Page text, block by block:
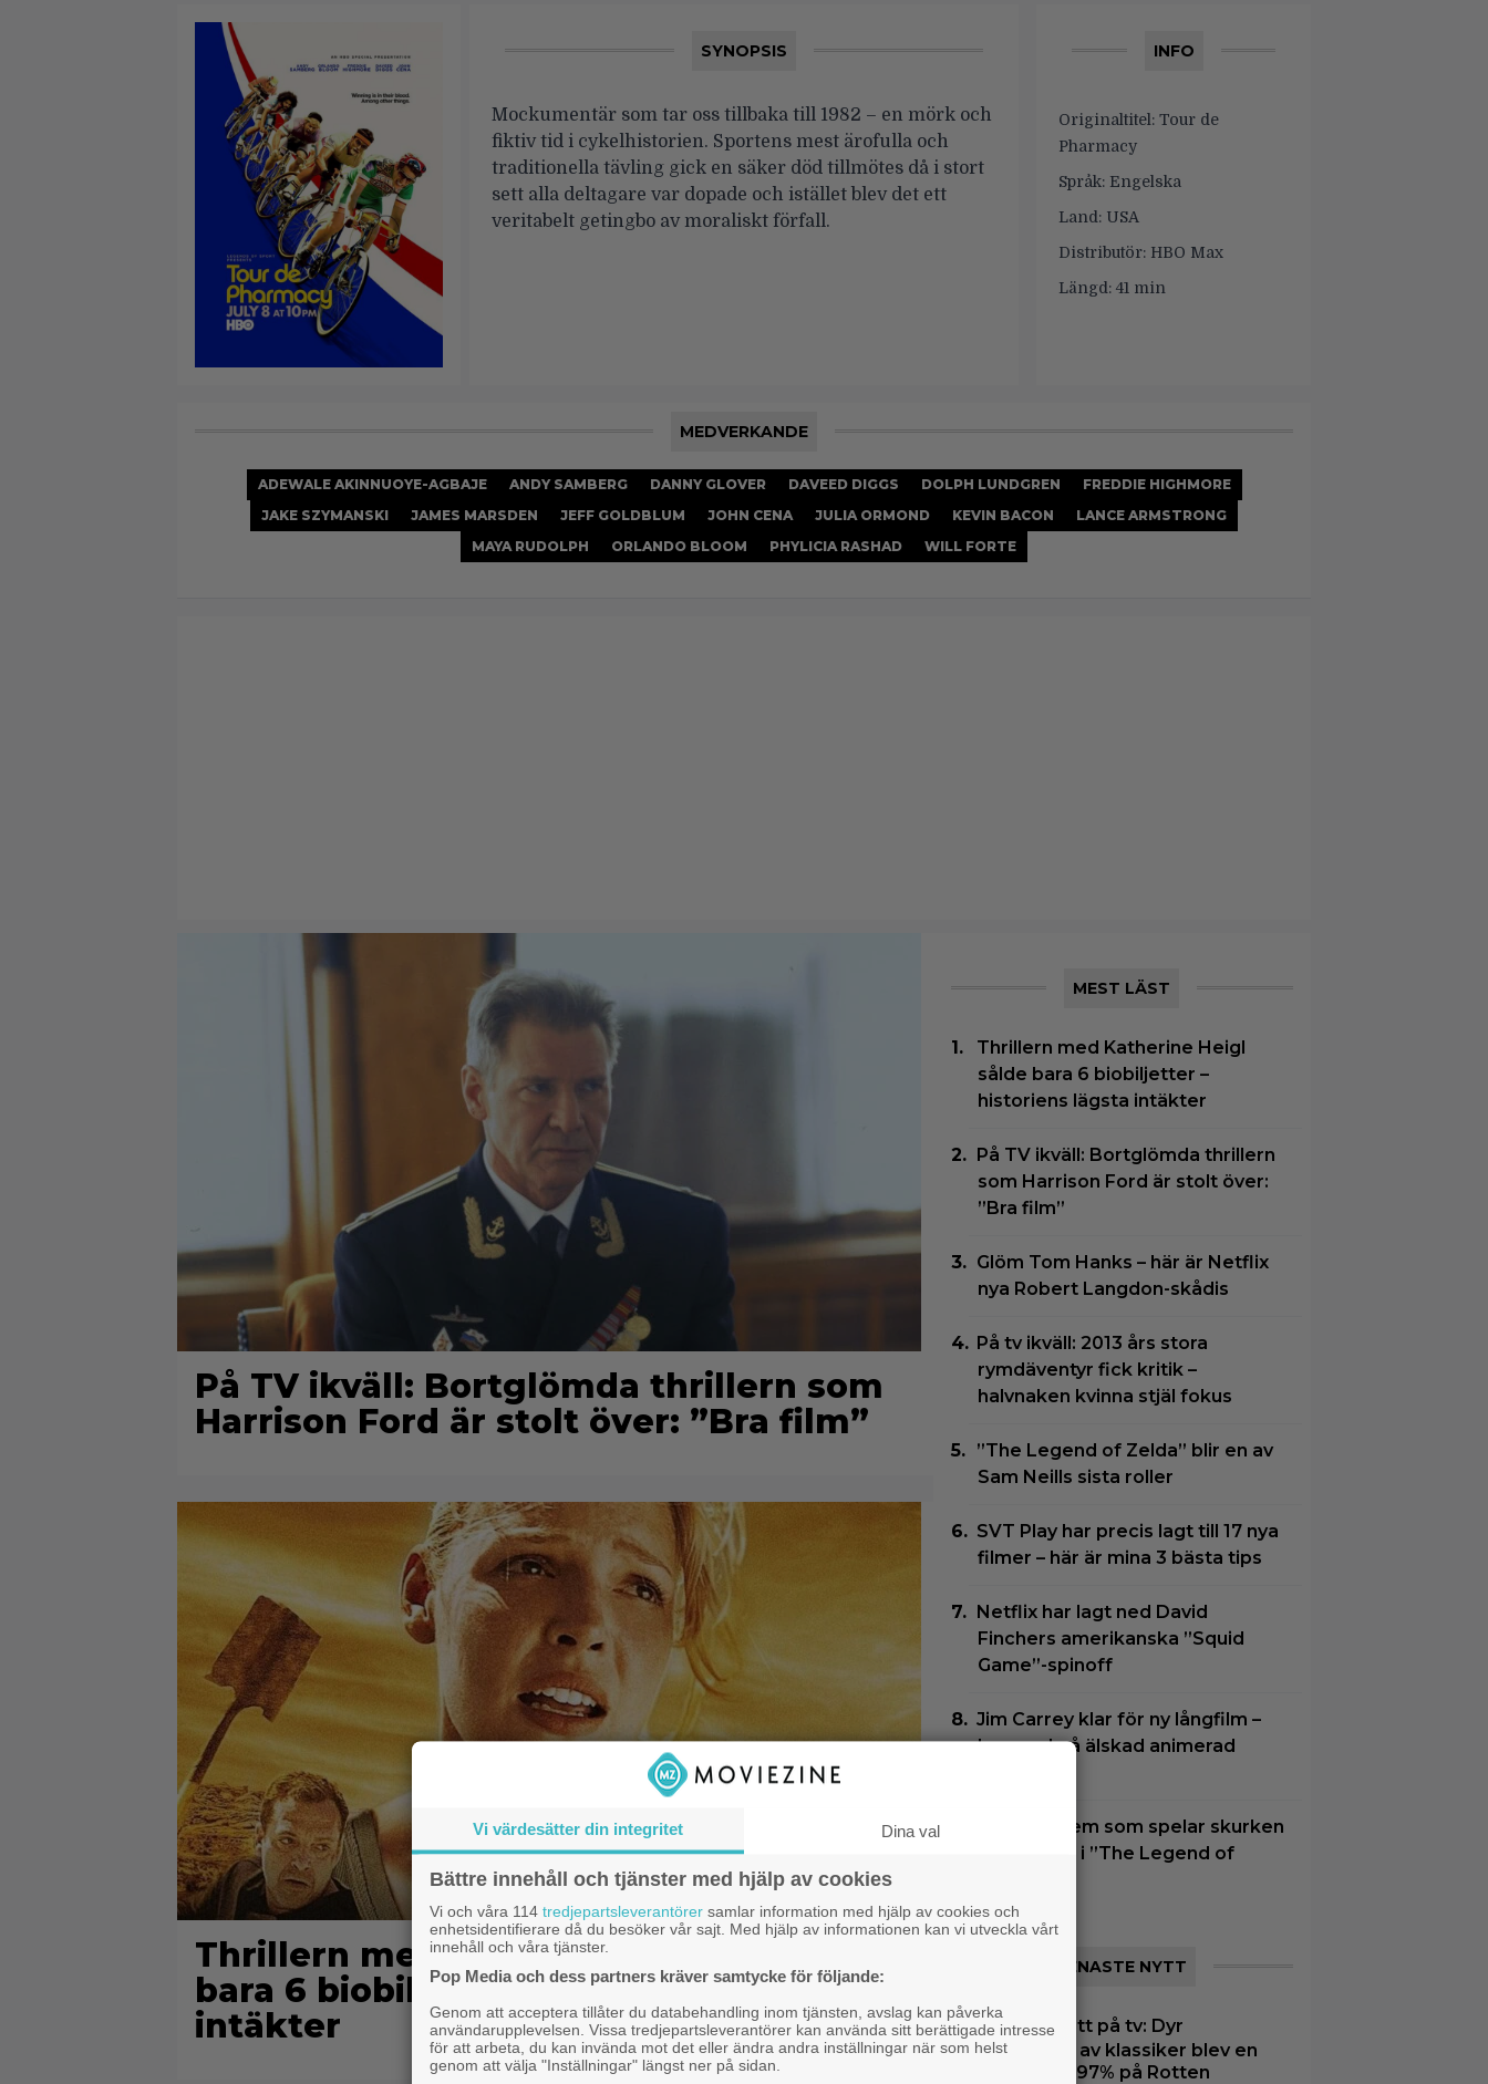
SYNOPSIS
Mockumentär som tar oss tillbaka till 1982 – en mörk och
fiktiv tid i cykelhistorien. Sportens mest ärofulla och
traditionella tävling gick en säker död tillmötes då i stort
sett alla deltagare var dopade och istället blev det ett
veritabelt getingbo av moraliskt förfall.
INFO
Originaltitel: Tour de
Pharmacy
Språk: Engelska
Land: USA
Distributör: HBO Max
Längd: 41 min
MEDVERKANDE
ADEWALE AKINNUOYE-AGBAJE ANDY SAMBERG DANNY GLOVER DAVEED DIGGS DOLPH LUNDGREN
FREDDIE HIGHMORE
JAKE SZYMANSKI
JAMES MARSDEN JEFF GOLDBLUM JOHN CENA JULIA ORMOND KEVIN BACON
LANCE ARMSTRONG
MAYA RUDOLPH
ORLANDO BLOOM PHYLICIA RASHAD WILL FORTE
På TV ikväll: Bortglömda thrillern som
Harrison Ford är stolt över: ”Bra film”
Thrillern med Katherine Heigl sålde
bara 6 biobiljetter – historiens lägsta
intäkter
MEST LÄST
Thrillern med Katherine Heigl
sålde bara 6 biobiljetter –
historiens lägsta intäkter
På TV ikväll: Bortglömda thrillern
som Harrison Ford är stolt över:
”Bra film”
Glöm Tom Hanks – här är Netflix
nya Robert Langdon-skådis
På tv ikväll: 2013 års stora
rymdäventyr fick kritik –
halvnaken kvinna stjäl fokus
”The Legend of Zelda” blir en av
Sam Neills sista roller
SVT Play har precis lagt till 17 nya
filmer – här är mina 3 bästa tips
Netflix har lagt ned David
Finchers amerikanska ”Squid
Game”-spinoff
Jim Carrey klar för ny långfilm –
baserad på älskad animerad
Nu vet vi vem som spelar skurken
Ganondorf i ”The Legend of
SENASTE NYTT
Klassiker|Inatt på tv: Dyr
filmatisering av klassiker blev en
jättesuccé – 97% på Rotten
Vi värdesätter din integritet Dina val
Bättre innehåll och tjänster med hjälp av cookies
Vi och våra 114 tredjepartsleverantörer samlar information med hjälp av cookies och
enhetsidentifierare då du besöker vår sajt. Med hjälp av informationen kan vi utveckla vårt
innehåll och våra tjänster.
Pop Media och dess partners kräver samtycke för följande:
Genom att acceptera tillåter du databehandling inom tjänsten, avslag kan påverka
användarupplevelsen. Vissa tredjepartsleverantörer kan använda sitt berättigade intresse
för att arbeta, du kan invända mot det eller ändra andra inställningar när som helst
genom att välja "Inställningar" längst ner på sidan.